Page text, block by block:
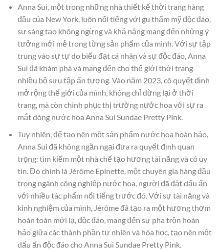
Anna Sui, một trong những nhà thiết kế thời trang hàng
đầu của New York, luôn nổi tiếng với gu thẩm mỹ độc đáo,
sự sáng tạo không ngừng và khả năng mang đến những ý
tưởng mới mẻ trong từng sản phẩm của mình. Với sự tập
trung vào sự tự do biểu đạt cá nhân và sự độc đáo, Anna
Sui đã khám phá và mang đến cho thế giới thời trang
nhiều bộ sưu tập ấn tượng. Vào năm 2023, cô quyết định
mở rộng thế giới của mình, không chỉ dừng lại ở thời
trang, mà còn chinh phục thị trường nước hoa với sự ra
mắt dòng nước hoa Anna Sui Sundae Pretty Pink.
Tuy nhiên, để tạo nên một sản phẩm nước hoa hoàn hảo,
Anna Sui đã không ngần ngại đưa ra quyết định quan
trọng: tìm kiếm một nhà chế tạo hương tài năng và có uy
tín. Đó chính là Jérôme Epinette, một chuyên gia hàng đầu
trong ngành công nghiệp nước hoa, người đã đặt dấu ấn
với nhiều tác phẩm nổi tiếng trước đó. Với sự tài năng và
kinh nghiệm của mình, Jérôme đã tạo ra một hương thơm
hoàn toàn mới lạ, độc đáo, mang đến sự pha trộn hoàn
hảo giữa các thành phần tự nhiên và hóa học, tạo nên một
dấu ấn độc đáo cho Anna Sui Sundae Pretty Pink.